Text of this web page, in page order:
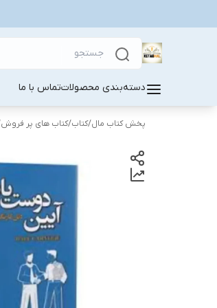
دسته‌بندی محصولاتتماس با ما
پخش کتاب مال/کتاب/کتاب های پر فروش